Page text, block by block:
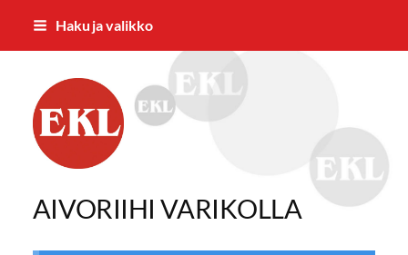
Siirry
Haku ja valikko
Eläkkeensaajien Ylöjärven yhdistys
AIVORIIHI VARIKOLLA